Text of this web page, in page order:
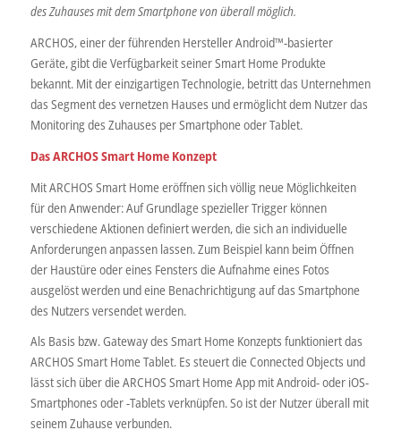
des Zuhauses mit dem Smartphone von überall möglich.
ARCHOS, einer der führenden Hersteller Android™-basierter
Geräte, gibt die Verfügbarkeit seiner Smart Home Produkte
bekannt. Mit der einzigartigen Technologie, betritt das Unternehmen
das Segment des vernetzen Hauses und ermöglicht dem Nutzer das
Monitoring des Zuhauses per Smartphone oder Tablet.
Das ARCHOS Smart Home Konzept
Mit ARCHOS Smart Home eröffnen sich völlig neue Möglichkeiten
für den Anwender: Auf Grundlage spezieller Trigger können
verschiedene Aktionen definiert werden, die sich an individuelle
Anforderungen anpassen lassen. Zum Beispiel kann beim Öffnen
der Haustüre oder eines Fensters die Aufnahme eines Fotos
ausgelöst werden und eine Benachrichtigung auf das Smartphone
des Nutzers versendet werden.
Als Basis bzw. Gateway des Smart Home Konzepts funktioniert das
ARCHOS Smart Home Tablet. Es steuert die Connected Objects und
lässt sich über die ARCHOS Smart Home App mit Android- oder iOS-
Smartphones oder -Tablets verknüpfen. So ist der Nutzer überall mit
seinem Zuhause verbunden.